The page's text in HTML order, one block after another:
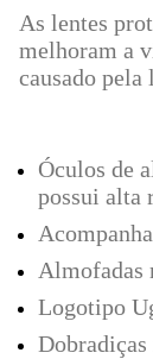
As lentes
melhoram a
causado pela
Óculos de
possui alta
Almofadas
Logotipo